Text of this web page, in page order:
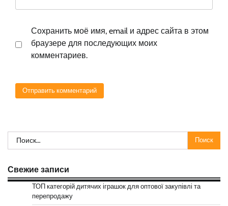
Сохранить моё имя, email и адрес сайта в этом
браузере для последующих моих
комментариев.
Найти:
Свежие записи
ТОП категорій дитячих іграшок для оптової закупівлі та
перепродажу